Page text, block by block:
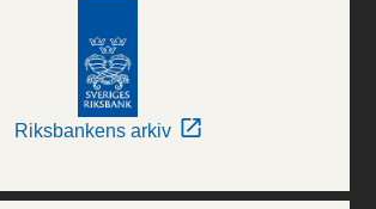
Riksbankens arkiv